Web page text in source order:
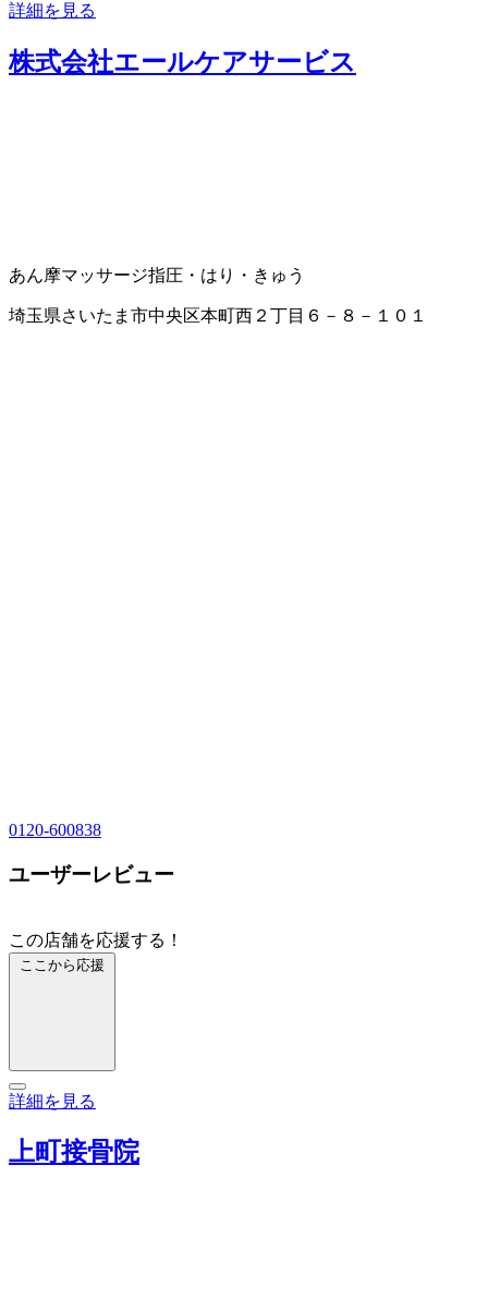
詳細を見る
株式会社エールケアサービス
あん摩マッサージ指圧・はり・きゅう
埼玉県さいたま市中央区本町西２丁目６－８－１０１
0120-600838
ユーザーレビュー
この店舗を応援する！
ここから応援
詳細を見る
上町接骨院